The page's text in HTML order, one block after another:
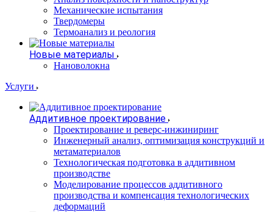
Механические испытания
Твердомеры
Термоанализ и реология
Новые материалы
Нановолокна
Услуги
Аддитивное проектирование
Проектирование и реверс-инжиниринг
Инженерный анализ, оптимизация конструкций и
метаматериалов
Технологическая подготовка в аддитивном
производстве
Моделирование процессов аддитивного
производства и компенсация технологических
деформаций